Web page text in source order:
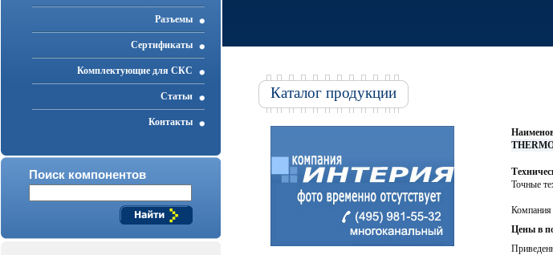
Разъемы
Cертификаты
Комплектующие для СКС
Статьи
Контакты
Поиск компонентов
Каталог продукции
Точные
Компания
Цены в